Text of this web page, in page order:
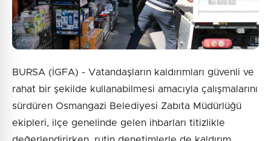
BURSA (İGFA) - Vatandaşların kaldırımları güvenli ve
rahat bir şekilde kullanabilmesi amacıyla çalışmalarını
sürdüren Osmangazi Belediyesi Zabıta Müdürlüğü
ekipleri, ilçe genelinde gelen ihbarları titizlikle